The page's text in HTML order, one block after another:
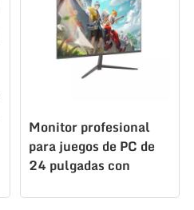
Monitor profesional
para juegos de PC de
24 pulgadas con